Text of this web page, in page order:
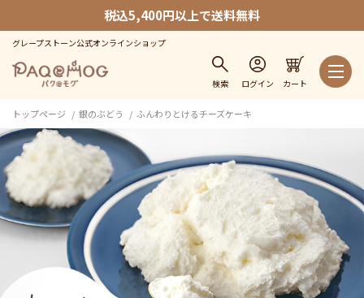
税込5,400円以上で送料無料
グレープストーン公式オンラインショップ
検索 ログイン カート
トップページ 銀のぶどう ふんわりとけるチーズケーキ